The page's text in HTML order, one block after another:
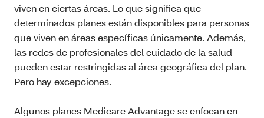
viven en ciertas áreas. Lo que significa que
determinados planes están disponibles para personas
que viven en áreas específicas únicamente. Además,
las redes de profesionales del cuidado de la salud
pueden estar restringidas al área geográfica del plan.
Pero hay excepciones.
Algunos planes Medicare Advantage se enfocan en